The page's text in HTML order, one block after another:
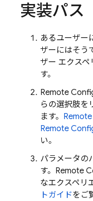
実装パス
あるユーザー
ザーにはそう
ザー エクスペ
す。
Remote
らの選択肢を
ます。
Remote
い。
パラメータの
す。 Remote
なエクスペリ
トガイドをご